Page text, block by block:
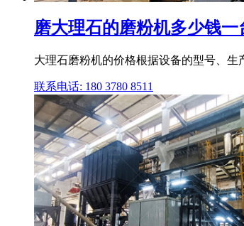
磨大理石的磨粉机多少钱
大理石磨粉机的价格根据设备的型号、
联系电话: 180 3780 8511